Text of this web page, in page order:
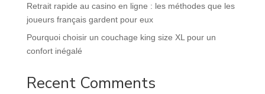
Retrait rapide au casino en ligne : les méthodes que les
joueurs français gardent pour eux
Pourquoi choisir un couchage king size XL pour un
confort inégalé
Recent Comments